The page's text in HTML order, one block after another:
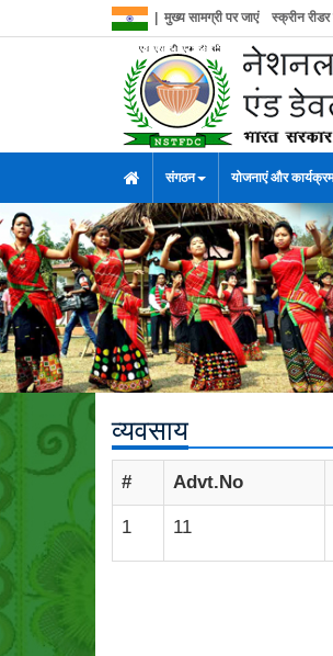
मुख्य सामग्री पर जाएं स्क्रीन
संगठन योजनाएं और
व्यवसाय
# Advt.No
1 11